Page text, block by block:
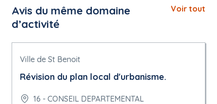
Avis du même domaine
d’activité
Voir tout
Ville de St Benoit
Révision du plan local d'urbanisme.
16 - CONSEIL DEPARTEMENTAL